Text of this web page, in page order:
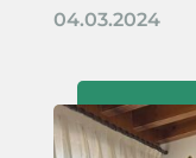
04.03.2024